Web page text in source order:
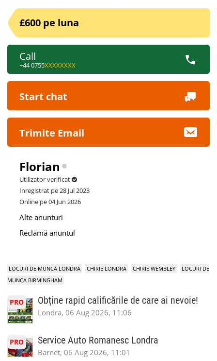
£600 pe luna
Call
+44 0755XXXXXXXX
Start chat
Trimite Email
Florian
Utilizator verificat
Inregistrat pe 28 Jul 2023
Online pe 04 Jun 2026
Alte anunturi
Reclamă anuntul
LOCURI DE MUNCA LONDRA CHIRIE LONDRA CHIRIE WEMBLEY
LOCURI DE
MUNCA BIRMINGHAM
PRO Obține rapid calificările de care ai nevoie!
Londra, 06 Aug 2026, 11:06
PRO Service Auto Romanesc Londra
Barnet, 06 Aug 2026, 11:01